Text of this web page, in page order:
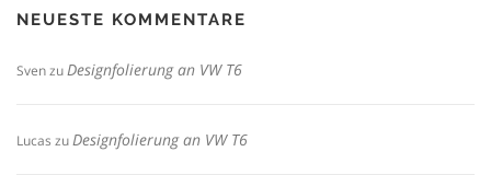
NEUESTE KOMMENTARE
SvenzuDesignfolierung an VW T6
Lucas zuDesignfolierung an VW T6